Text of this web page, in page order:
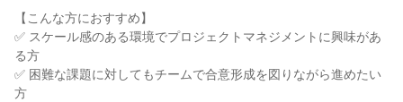
【こんな方におすすめ】
✅ スケール感のある環境でプロジェクトマネジメントに興味があ
る方
✅ 困難な課題に対してもチームで合意形成を図りながら進めたい
方